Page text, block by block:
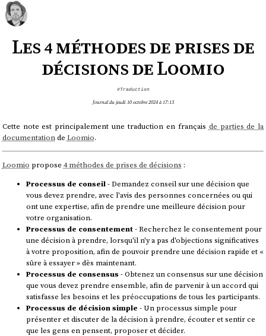
Les 4 méthodes de prises de
décisions de Loomio
#Traduction
Journal du jeudi 10 octobre 2024 à 17:13
Cette note est principalement une traduction en français de parties de la
documentationde Loomio.
Loomio propose 4 méthodes de prises de décisions :
Processus de conseil- Demandez conseil sur une décision que
vous devez prendre, avec l'avis des personnes concernées ou qui
ont une expertise, afin de prendre une meilleure décision pour
votre organisation.
Processus de consentement- Recherchez le consentement pour
une décision à prendre, lorsqu'il n'y a pas d'objections significatives
à votre proposition, afin de pouvoir prendre une décision rapide et «
sûre à essayer » dès maintenant.
Processus de consensus - Obtenez un consensus sur une décision
que vous devez prendre ensemble, afin de parvenir à un accord qui
satisfasse les besoins et les préoccupations de tous les participants.
Processus de décision simple - Un processus simple pour
présenter et discuter de la décision à prendre, écouter et sentir ce
que les gens en pensent, proposer et décider.